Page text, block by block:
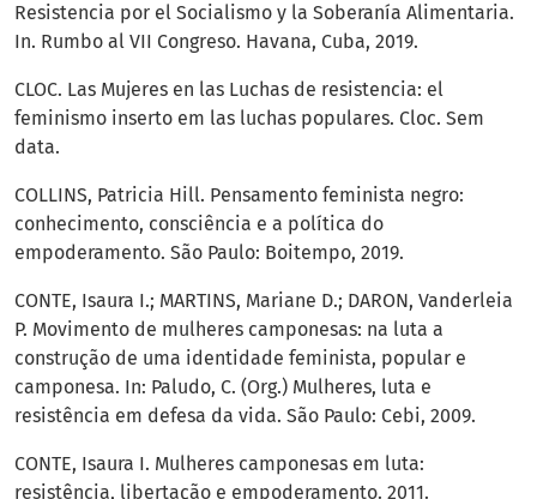
Resistencia por el Socialismo y la Soberanía Alimentaria.
In. Rumbo al VII Congreso. Havana, Cuba, 2019.
CLOC. Las Mujeres en las Luchas de resistencia: el
feminismo inserto em las luchas populares. Cloc. Sem
data.
COLLINS, Patricia Hill. Pensamento feminista negro:
conhecimento, consciência e a política do
empoderamento. São Paulo: Boitempo, 2019.
CONTE, Isaura I.; MARTINS, Mariane D.; DARON, Vanderleia
P. Movimento de mulheres camponesas: na luta a
construção de uma identidade feminista, popular e
camponesa. In: Paludo, C. (Org.) Mulheres, luta e
resistência em defesa da vida. São Paulo: Cebi, 2009.
CONTE, Isaura I. Mulheres camponesas em luta:
resistência, libertação e empoderamento. 2011.